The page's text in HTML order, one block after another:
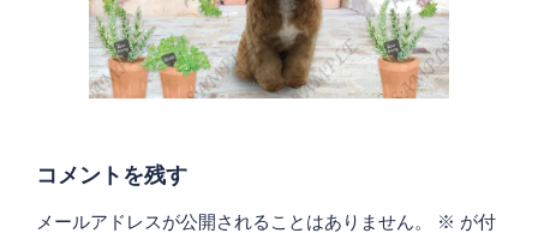
コメントを残す
メールアドレスが公開されることはありません。 ※ が付